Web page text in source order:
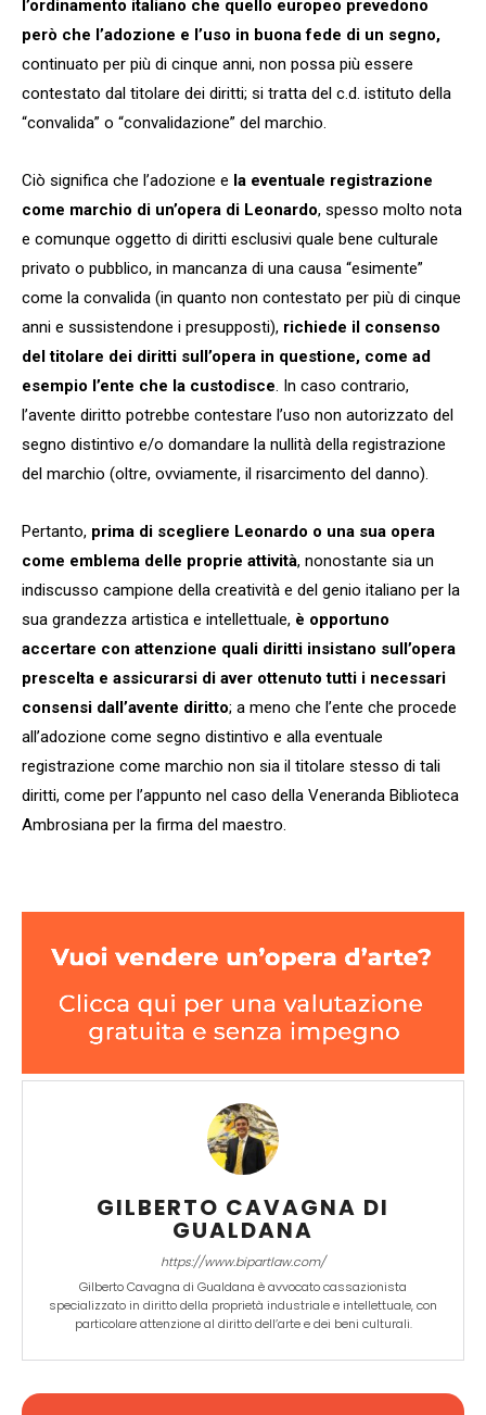
l’ordinamento italiano che quello europeo prevedono
però che l’adozione e l’uso in buona fede di un segno,
continuato per più di cinque anni, non possa più essere
contestato dal titolare dei diritti; si tratta del c.d. istituto della
“convalida” o “convalidazione” del marchio.
Ciò significa che l’adozione e la eventuale registrazione
come marchio di un’opera di Leonardo, spesso molto nota
e comunque oggetto di diritti esclusivi quale bene culturale
privato o pubblico, in mancanza di una causa “esimente”
come la convalida (in quanto non contestato per più di cinque
anni e sussistendone i presupposti), richiede il consenso
del titolare dei diritti sull’opera in questione, come ad
esempio l’ente che la custodisce. In caso contrario,
l’avente diritto potrebbe contestare l’uso non autorizzato del
segno distintivo e/o domandare la nullità della registrazione
del marchio (oltre, ovviamente, il risarcimento del danno).
Pertanto, prima di scegliere Leonardo o una sua opera
come emblema delle proprie attività, nonostante sia un
indiscusso campione della creatività e del genio italiano per la
sua grandezza artistica e intellettuale, è opportuno
accertare con attenzione quali diritti insistano sull’opera
prescelta e assicurarsi di aver ottenuto tutti i necessari
consensi dall’avente diritto; a meno che l’ente che procede
all’adozione come segno distintivo e alla eventuale
registrazione come marchio non sia il titolare stesso di tali
diritti, come per l’appunto nel caso della Veneranda Biblioteca
Ambrosiana per la firma del maestro.
GILBERTO CAVAGNA DI
GUALDANA
https://www.bipartlaw.com/
Gilberto Cavagna di Gualdana è avvocato cassazionista
specializzato in diritto della proprietà industriale e intellettuale, con
particolare attenzione al diritto dell’arte e dei beni culturali.